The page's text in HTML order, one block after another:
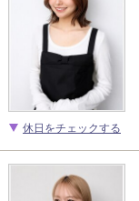
休日をチェックする